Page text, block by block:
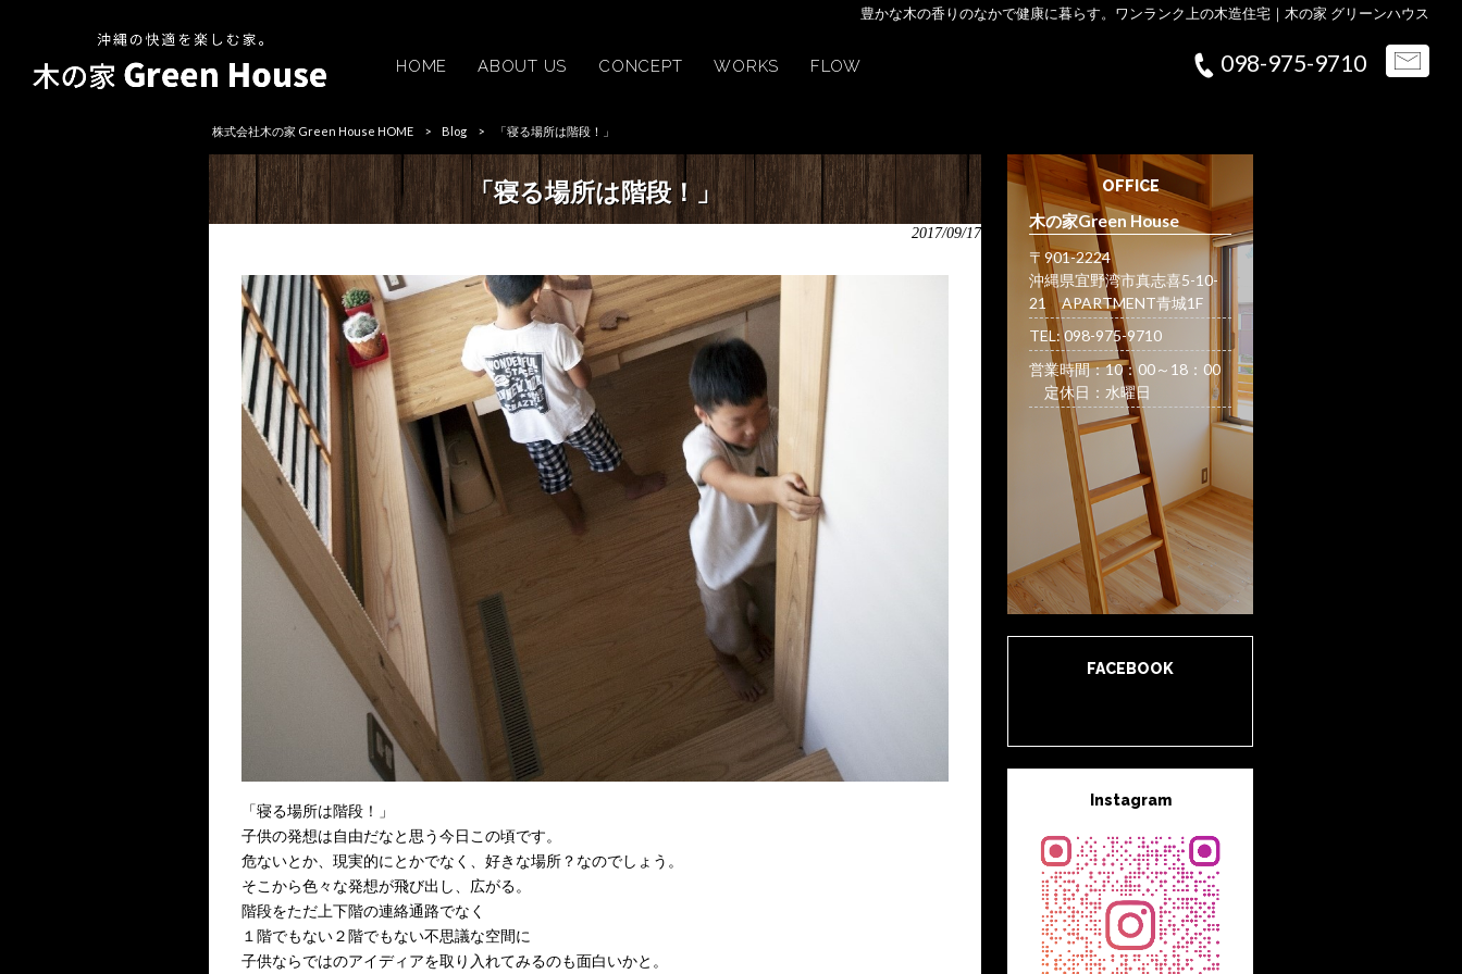
豊かな木の香りのなかで健康に暮らす。ワンランク上の木造住宅｜木の家 グリーンハウス
098-975-9710
HOME ABOUT US CONCEPT WORKS FLOW
株式会社木の家 Green House HOME > Blog > 「寝る場所は階段！」
「寝る場所は階段！」
2017/09/17
「寝る場所は階段！」
子供の発想は自由だなと思う今日この頃です。
危ないとか、現実的にとかでなく、好きな場所？なのでしょう。
そこから色々な発想が飛び出し、広がる。
階段をただ上下階の連絡通路でなく
１階でもない２階でもない不思議な空間に
子供ならではのアイディアを取り入れてみるのも面白いかと。
OFFICE
木の家Green House
〒901-2224
沖縄県宜野湾市真志喜5-10-
21 APARTMENT青城1F
TEL: 098-975-9710
営業時間：10：00～18：00
定休日：水曜日
FACEBOOK
Instagram